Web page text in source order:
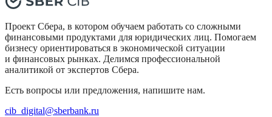
Проект Сбера, в котором обучаем работать со сложными
финансовыми продуктами для юридических лиц. Помогаем
бизнесу ориентироваться в экономической ситуации
и финансовых рынках. Делимся профессиональной
аналитикой от экспертов Сбера.
Есть вопросы или предложения, напишите нам.
cib_digital@sberbank.ru